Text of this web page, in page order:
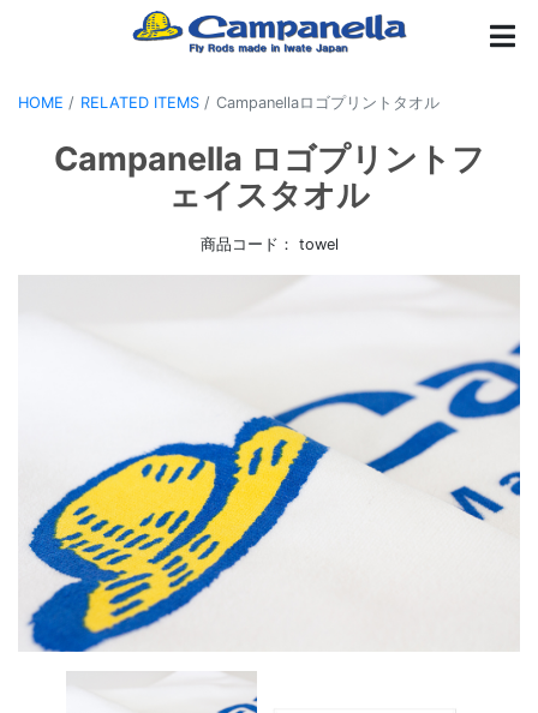
HOME RELATED ITEMS Campanellaロゴプリントタオル
Campanella ロゴプリントフ
ェイスタオル
商品コード： towel